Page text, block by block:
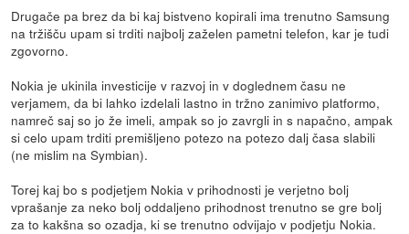
Drugače pa brez da bi kaj bistveno kopirali ima trenutno Samsung
na tržišču upam si trditi najbolj zaželen pametni telefon, kar je tudi
zgovorno.
Nokia je ukinila investicije v razvoj in v doglednem času ne
verjamem, da bi lahko izdelali lastno in tržno zanimivo platformo,
namreč saj so jo že imeli, ampak so jo zavrgli in s napačno, ampak
si celo upam trditi premišljeno potezo na potezo dalj časa slabili
(ne mislim na Symbian).
Torej kaj bo s podjetjem Nokia v prihodnosti je verjetno bolj
vprašanje za neko bolj oddaljeno prihodnost trenutno se gre bolj
za to kakšna so ozadja, ki se trenutno odvijajo v podjetju Nokia.